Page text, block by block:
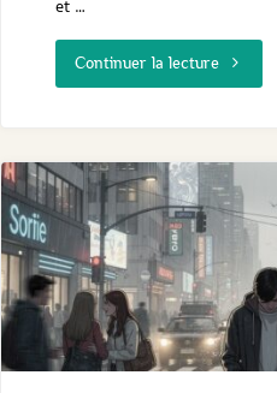
et …
Continuer la lecture"Pourquoi
passé
suffit
pas